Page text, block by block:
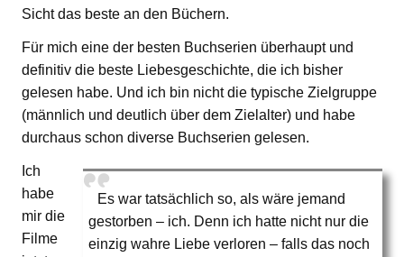
Sicht das beste an den Büchern.
Für mich eine der besten Buchserien überhaupt und
definitiv die beste Liebesgeschichte, die ich bisher
gelesen habe. Und ich bin nicht die typische Zielgruppe
(männlich und deutlich über dem Zielalter) und habe
durchaus schon diverse Buchserien gelesen.
Es war tatsächlich so, als wäre jemand
gestorben – ich. Denn ich hatte nicht nur die
einzig wahre Liebe verloren – falls das noch
Ich
habe
mir die
Filme